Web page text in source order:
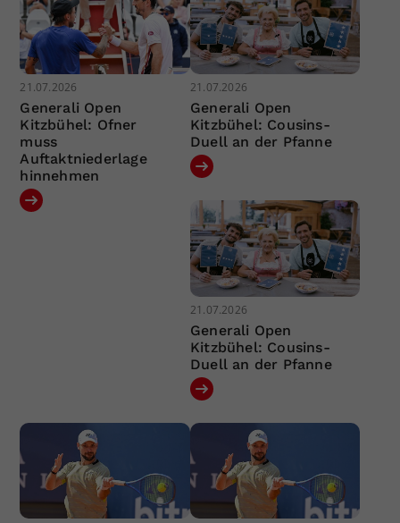
21.07.2026
Generali Open
Kitzbühel: Ofner
muss
Auftaktniederlage
hinnehmen
21.07.2026
Generali Open
Kitzbühel: Cousins-
Duell an der Pfanne
21.07.2026
Generali Open
Kitzbühel: Cousins-
Duell an der Pfanne